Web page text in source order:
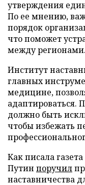
утверждения
По ее мнению,
порядок
что поможет
между регионами.
Институт
главных
медицине,
адаптироваться.
должно быть
чтобы избежать
Как писала
Путин поручил
наставничества